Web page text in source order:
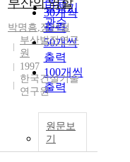
발행기
관순
30개씩
출력
50개씩
출력
100개씩
출력
부산의 역할
박명흠,정선철
부산발전연구
원
1997
한국건설기술
연구원
원문보
기